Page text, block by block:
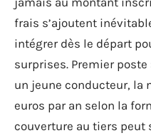
frais s’ajoutent
intégrer dès le départ
surprises. Premier poste
un jeune conducteur, la
euros par an selon la
couverture au tiers